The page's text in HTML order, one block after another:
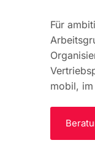
Für
mobil,